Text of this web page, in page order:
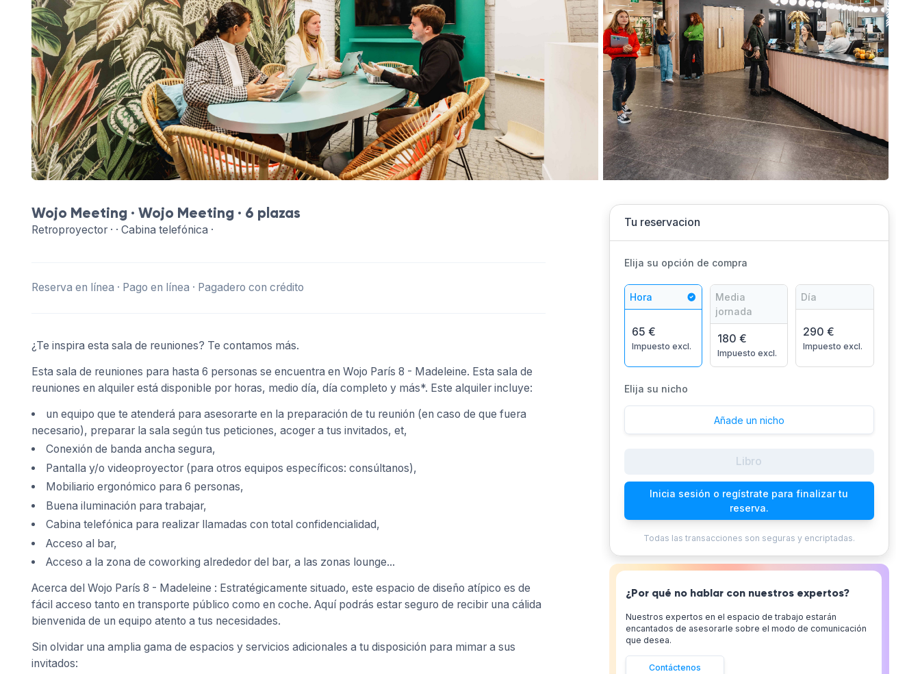
Wojo Meeting · Wojo Meeting· 6 plazas
Retroproyector · · Cabina telefónica ·
Reserva en línea · Pago en línea · Pagadero con crédito
¿Te inspira esta sala de reuniones? Te contamos más.
Esta sala de reuniones para hasta 6 personas se encuentra en Wojo París 8 - Madeleine. Esta sala de
reuniones en alquiler está disponible por horas, medio día, día completo y más*. Este alquiler incluye:
un equipo que te atenderá para asesorarte en la preparación de tu reunión (en caso de que fuera
necesario), preparar la sala según tus peticiones, acoger a tus invitados, et,
Conexión de banda ancha segura,
Pantalla y/o videoproyector (para otros equipos específicos: consúltanos),
Mobiliario ergonómico para 6 personas,
Buena iluminación para trabajar,
Cabina telefónica para realizar llamadas con total confidencialidad,
Acceso al bar,
Acceso a la zona de coworking alrededor del bar, a las zonas lounge...
Acerca del Wojo París 8 - Madeleine : Estratégicamente situado, este espacio de diseño atípico es de
fácil acceso tanto en transporte público como en coche. Aquí podrás estar seguro de recibir una cálida
bienvenida de un equipo atento a tus necesidades.
Sin olvidar una amplia gama de espacios y servicios adicionales a tu disposición para mimar a sus
invitados:
Tu reservacion
Elija su opción de compra
Hora
65 €
Impuesto excl.
Media
jornada
180 €
Impuesto excl.
Día
290 €
Impuesto excl.
Elija su nicho
Añade un nicho
Libro
Inicia sesión o regístrate para finalizar tu
reserva.
Todas las transacciones son seguras y encriptadas.
¿Por qué no hablar con nuestros expertos?
Nuestros expertos en el espacio de trabajo estarán
encantados de asesorarle sobre el modo de comunicación
que desea.
Contáctenos